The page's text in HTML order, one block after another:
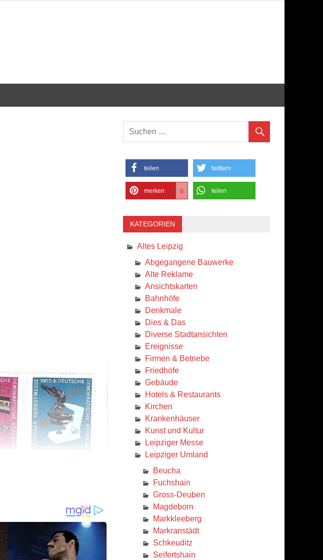
teilen twittern
merken 0 teilen
KATEGORIEN
Altes Leipzig
Abgegangene Bauwerke
Alte Reklame
Ansichtskarten
Bahnhöfe
Denkmale
Dies & Das
Diverse Stadtansichten
Ereignisse
Firmen & Betriebe
Friedhöfe
Gebäude
Hotels & Restaurants
Kirchen
Krankenhäuser
Kunst und Kultur
Leipziger Messe
Leipziger Umland
Beucha
Fuchshain
Gross-Deuben
Magdeborn
Markkleeberg
Markranstädt
Schkeuditz
Seifertshain